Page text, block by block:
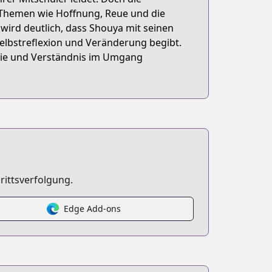
wie Hoffnung, Reue und die
deutlich, dass Shouya mit seinen
und Veränderung begibt.
und Verständnis im Umgang
Edge Add-ons